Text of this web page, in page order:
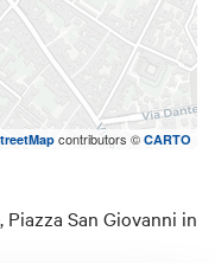
contributors © CARTO
San Giovanni in